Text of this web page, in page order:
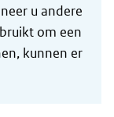
u andere
om een
kunnen er